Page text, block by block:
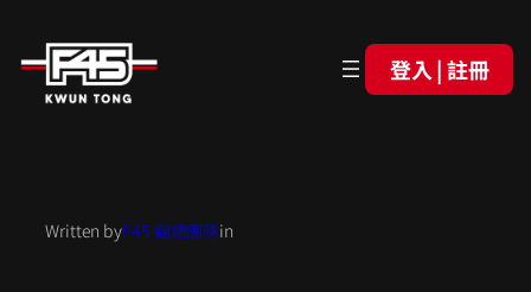
登入 | 註冊
Written byF45 觀塘團隊in